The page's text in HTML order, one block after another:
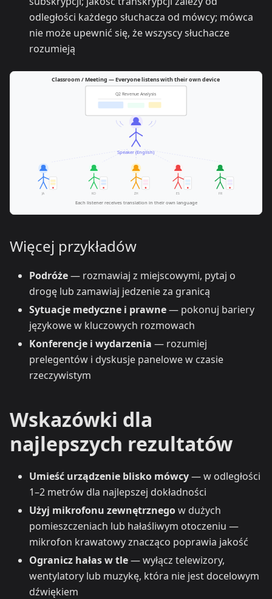
odległości każdego słuchacza od mówcy; mówca
nie może upewnić się, że wszyscy słuchacze
rozumieją
Więcej przykładów
Podróże— rozmawiaj z miejscowymi, pytaj o
drogę lub zamawiaj jedzenie za granicą
Sytuacje medyczne i prawne— pokonuj bariery
językowe w kluczowych rozmowach
Konferencje i wydarzenia — rozumiej
prelegentów i dyskusje panelowe w czasie
rzeczywistym
Wskazówki dla
najlepszych rezultatów
Umieść urządzenie blisko mówcy— w odległości
1–2 metrów dla najlepszej dokładności
Użyj mikrofonu zewnętrznegow dużych
pomieszczeniach lub hałaśliwym otoczeniu —
mikrofon krawatowy znacząco poprawia jakość
Ogranicz hałas w tle— wyłącz telewizory,
wentylatory lub muzykę, która nie jest docelowym
dźwiękiem